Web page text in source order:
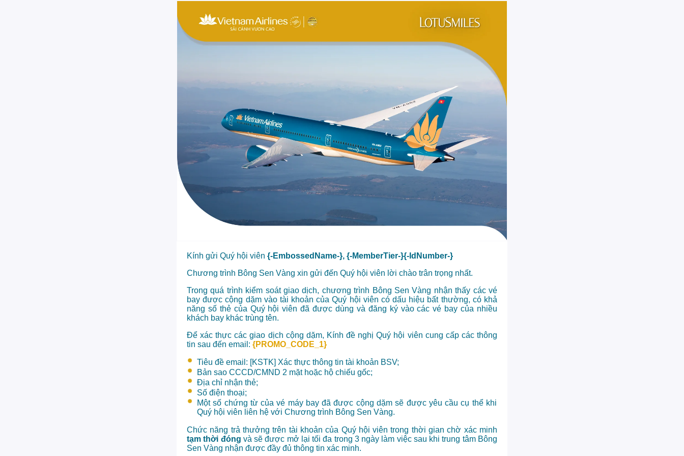
Kính gửi Quý hội viên {-EmbossedName-}, {-MemberTier-}{-IdNumber-}
Chương trình Bông Sen Vàng xin gửi đến Quý hội viên lời chào trân trọng nhất.
Trong quá trình kiểm soát giao dịch, chương trình Bông Sen Vàng nhận thấy các vé
bay được cộng dặm vào tài khoản của Quý hội viên có dấu hiệu bất thường, có khả
năng số thẻ của Quý hội viên đã được dùng và đăng ký vào các vé bay của nhiều
khách bay khác trùng tên.
Để xác thực các giao dịch cộng dặm, Kính đề nghị Quý hội viên cung cấp các thông
tin sau đến email: {PROMO_CODE_1}
Tiêu đề email: [KSTK] Xác thực thông tin tài khoản BSV;
Bản sao CCCD/CMND 2 mặt hoặc hộ chiếu gốc;
Địa chỉ nhận thẻ;
Số điện thoại;
Một số chứng từ của vé máy bay đã được cộng dặm sẽ được yêu cầu cụ thể khi
Quý hội viên liên hệ với Chương trình Bông Sen Vàng.
Chức năng trả thưởng trên tài khoản của Quý hội viên trong thời gian chờ xác minh
tạm thời đóng và sẽ được mở lại tối đa trong 3 ngày làm việc sau khi trung tâm Bông
Sen Vàng nhận được đầy đủ thông tin xác minh.